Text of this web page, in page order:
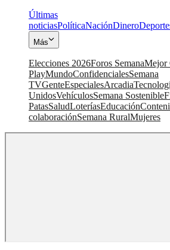
Últimas
noticiasPolíticaNaciónDinero
Más
Elecciones 2026Foros SemanaMejor
PlayMundoConfidencialesSemana
TVGenteEspecialesArcadia
UnidosVehículosSemana Sostenible
PatasSaludLoteríasEducación
colaboraciónSemana RuralMujeres